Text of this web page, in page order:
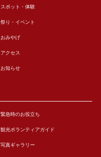
スポット・体験
祭り・イベント
おみやげ
アクセス
お知らせ
緊急時のお役立ち
観光ボランティアガイド
写真ギャラリー